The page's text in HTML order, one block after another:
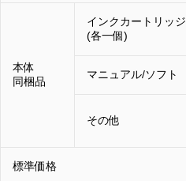
本体
同梱品
インクカートリッジ
(各一個)
マニュアル/ソフト
その他
標準価格